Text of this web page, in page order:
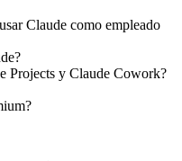
Claude como empleado
Projects y Claude Cowork?